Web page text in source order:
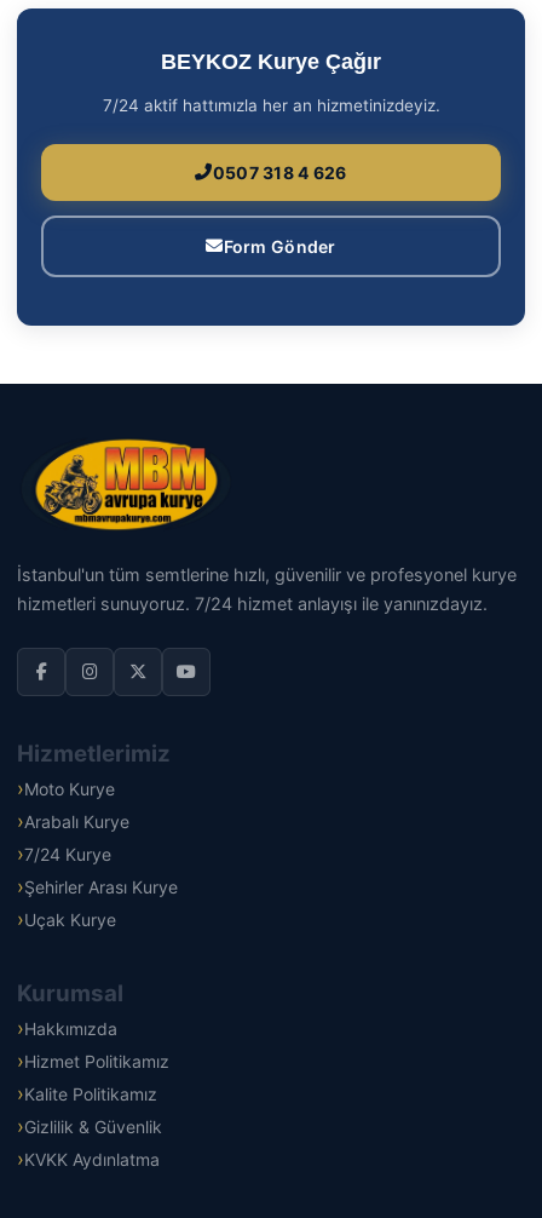
BEYKOZ Kurye Çağır
7/24 aktif hattımızla her an hizmetinizdeyiz.
0507 318 4 626
Form Gönder
İstanbul'un tüm semtlerine hızlı, güvenilir ve profesyonel kurye
hizmetleri sunuyoruz. 7/24 hizmet anlayışı ile yanınızdayız.
Hizmetlerimiz
Moto Kurye
Arabalı Kurye
7/24 Kurye
Şehirler Arası Kurye
Uçak Kurye
Kurumsal
Hakkımızda
Hizmet Politikamız
Kalite Politikamız
Gizlilik & Güvenlik
KVKK Aydınlatma